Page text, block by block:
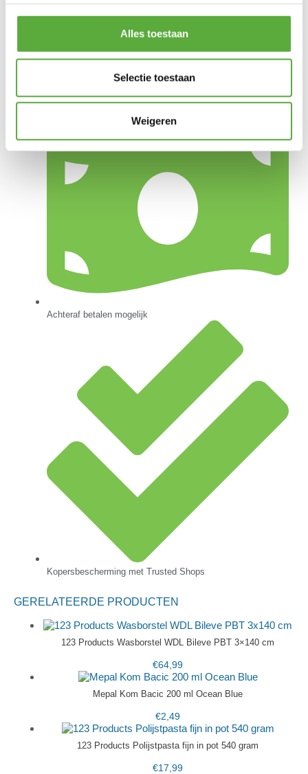
Alles toestaan
Selectie toestaan
Weigeren
Gratis verzending vanaf €250,-*
Achteraf betalen mogelijk
Kopersbescherming met Trusted Shops
GERELATEERDE PRODUCTEN
123 Products Wasborstel WDL Bileve PBT 3×140 cm
€64,99
Mepal Kom Bacic 200 ml Ocean Blue
€2,49
123 Products Polijstpasta fijn in pot 540 gram
€17,99